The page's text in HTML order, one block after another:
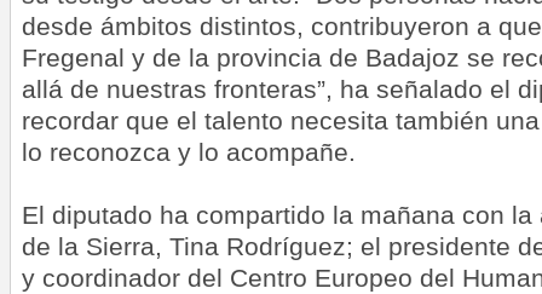
desde ámbitos distintos, contribuyeron a
Fregenal y de la provincia de Badajoz se
allá de nuestras fronteras”, ha señalado el
recordar que el talento necesita también
lo reconozca y lo acompañe.
El diputado ha compartido la mañana con
de la Sierra, Tina Rodríguez; el presidente
y coordinador del Centro Europeo del